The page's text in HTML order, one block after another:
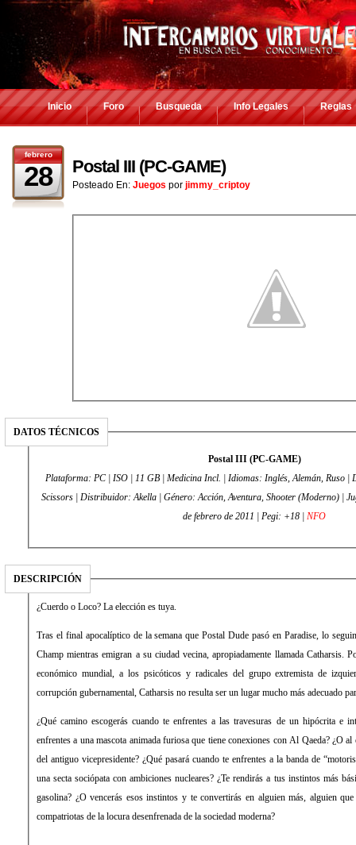
Inicio Foro Busqueda Info Legales Reglas
febrero
28 Postal III (PC-GAME)
Posteado En: Juegos por jimmy_criptoy
DATOS TÉCNICOS
Postal III (PC-GAME)
Plataforma: PC | ISO | 11 GB | Medicina Incl. | Idiomas: Inglés, Alemán, Ruso |
Scissors | Distribuidor: Akella | Género: Acción, Aventura, Shooter (Moderno) |
de febrero de 2011 | Pegi: +18 | NFO
DESCRIPCIÓN
¿Cuerdo o Loco? La elección es tuya.
Tras el final apocalíptico de la semana que Postal Dude pasó en Paradise, lo
Champ mientras emigran a su ciudad vecina, apropiadamente llamada Catharsis.
económico mundial, a los psicóticos y radicales del grupo extremista de
corrupción gubernamental, Catharsis no resulta ser un lugar mucho más adecuado
¿Qué camino escogerás cuando te enfrentes a las travesuras de un hipócrita e
enfrentes a una mascota animada furiosa que tiene conexiones con Al Qaeda? ¿O
del antiguo vicepresidente? ¿Qué pasará cuando te enfrentes a la banda de
una secta sociópata con ambiciones nucleares? ¿Te rendirás a tus instintos más
gasolina? ¿O vencerás esos instintos y te convertirás en alguien más, alguien
compatriotas de la locura desenfrenada de la sociedad moderna?